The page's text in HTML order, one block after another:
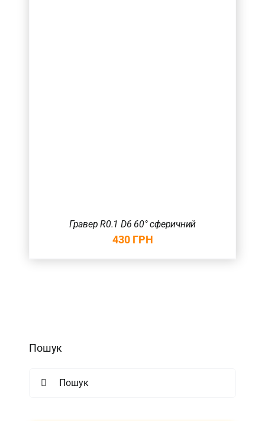
Гравер R0.1 D6 60° сферичний
430 ГРН
Пошук